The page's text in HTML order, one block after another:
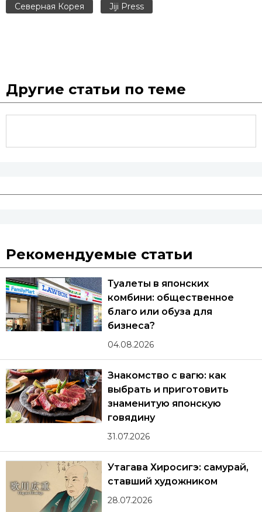
Северная Корея Jiji Press
Другие статьи по теме
Рекомендуемые статьи
Туалеты в японских
комбини: общественное
благо или обуза для
бизнеса?
04.08.2026
Знакомство с вагю: как
выбрать и приготовить
знаменитую японскую
говядину
31.07.2026
Утагава Хиросигэ: самурай,
ставший художником
28.07.2026